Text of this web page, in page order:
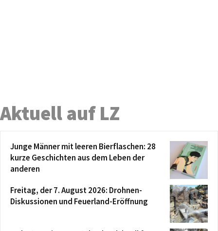
Aktuell auf LZ
Junge Männer mit leeren Bierflaschen: 28
kurze Geschichten aus dem Leben der
anderen
Freitag, der 7. August 2026: Drohnen-
Diskussionen und Feuerland-Eröffnung